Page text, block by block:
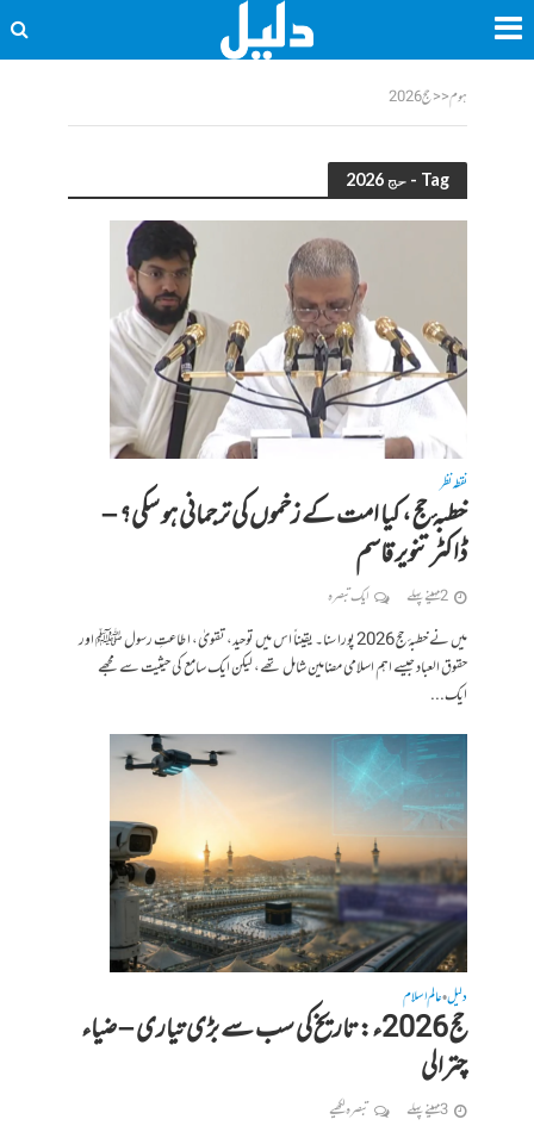
ہوم<<حج 2026
Tag - حج 2026
نقطہ نظر
خطبۂ حج ، کیا امت کے زخموں کی ترجمانی ہو سکی؟ –
ڈاکٹر تنویر قاسم
2 مہینے پہلے ایک تبصرہ
میں نے خطبۂ حج 2026 پورا سنا۔ یقیناً اس میں توحید، تقویٰ، اطاعتِ رسول ﷺ اور
حقوق العباد جیسے اہم اسلامی مضامین شامل تھے، لیکن ایک سامع کی حیثیت سے مجھے
ایک...
دلیل•عالم اسلام
حج 2026ء: تاریخ کی سب سے بڑی تیاری – ضیاء
چترالی
3 مہینے پہلے تبصرہ لکھیے